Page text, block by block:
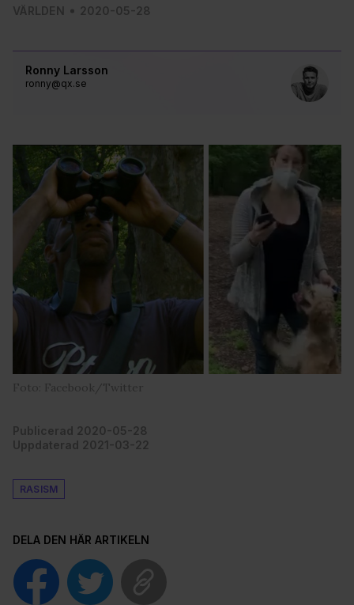
Ronny Larsson
ronny@qx.se
VÄRLDEN 2020-05-28
Foto: Facebook/Twitter
Publicerad 2020-05-28
Uppdaterad 2021-03-22
RASISM
DELA DEN HÄR ARTIKELN